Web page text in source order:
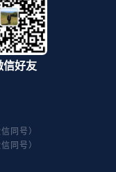
信好友
同号）
同号）